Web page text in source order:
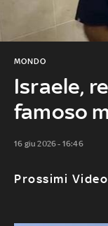
Israele,
famoso
MONDO
16 giu 2026 - 16:46
Prossimi Video